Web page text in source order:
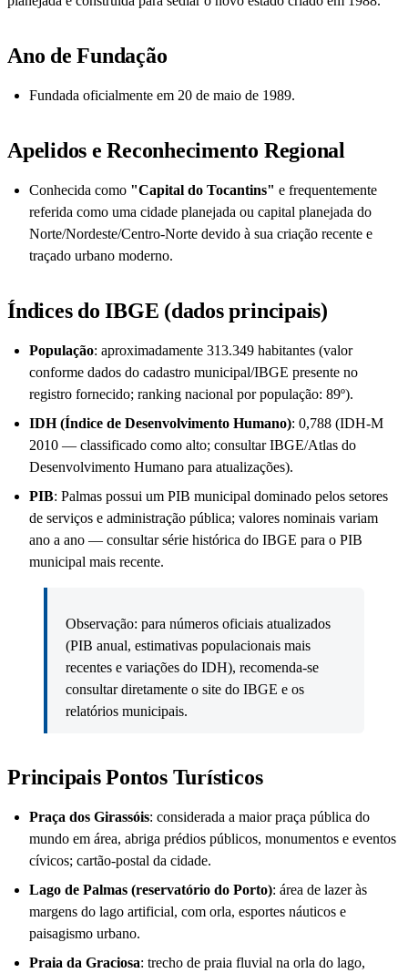
Ano de Fundação
Fundada oficialmente em 20 de maio de 1989.
Apelidos e Reconhecimento Regional
Conhecida como "Capital do Tocantins" e frequentemente
referida como uma cidade planejada ou capital planejada do
Norte/Nordeste/Centro‑Norte devido à sua criação recente e
traçado urbano moderno.
Índices do IBGE (dados principais)
População: aproximadamente 313.349 habitantes (valor
conforme dados do cadastro municipal/IBGE presente no
registro fornecido; ranking nacional por população: 89º).
IDH (Índice de Desenvolvimento Humano): 0,788 (IDH‑M
2010 — classificado como alto; consultar IBGE/Atlas do
Desenvolvimento Humano para atualizações).
PIB: Palmas possui um PIB municipal dominado pelos setores
de serviços e administração pública; valores nominais variam
ano a ano — consultar série histórica do IBGE para o PIB
municipal mais recente.
Observação: para números oficiais atualizados
(PIB anual, estimativas populacionais mais
recentes e variações do IDH), recomenda‑se
consultar diretamente o site do IBGE e os
relatórios municipais.
Principais Pontos Turísticos
Praça dos Girassóis: considerada a maior praça pública do
mundo em área, abriga prédios públicos, monumentos e eventos
cívicos; cartão‑postal da cidade.
Lago de Palmas (reservatório do Porto): área de lazer às
margens do lago artificial, com orla, esportes náuticos e
paisagismo urbano.
Praia da Graciosa: trecho de praia fluvial na orla do lago,